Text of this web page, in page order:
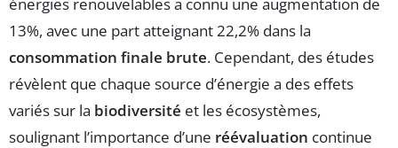
13%, avec une part atteignant 22,2% dans la
consommation finale brute. Cependant, des études
révèlent que chaque source d’énergie a des effets
variés sur la biodiversité et les écosystèmes,
soulignant l’importance d’une réévaluation continue